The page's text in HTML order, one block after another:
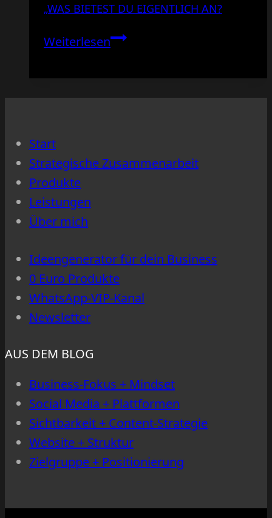
„WAS BIETEST DU EIGENTLICH AN?
Weiterlesen„Was
du
eigentlich
Start
Strategische Zusammenarbeit
Produkte
Leistungen
Über mich
Ideengenerator für dein Business
0 Euro Produkte
WhatsApp-VIP-Kanal
Newsletter
AUS DEM BLOG
Business-Fokus + Mindset
Social Media + Plattformen
Sichtbarkeit + Content-Strategie
Website + Struktur
Zielgruppe + Positionierung